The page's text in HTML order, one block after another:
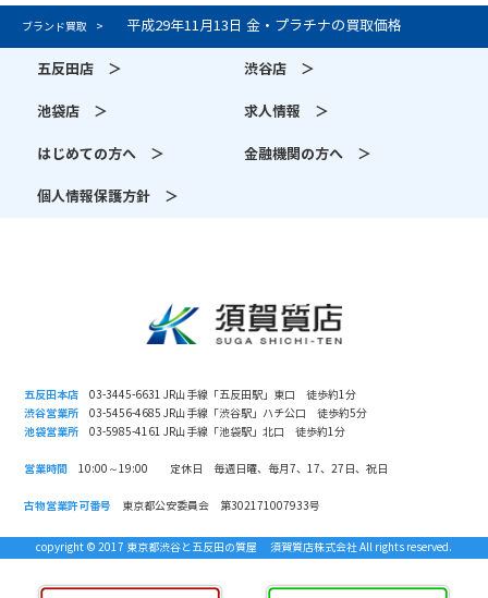
ブランド買取 平成29年11月13日 金・プラチナの買取価格
五反田店 ＞ 渋谷店 ＞
池袋店 ＞ 求人情報 ＞
はじめての方へ ＞ 金融機関の方へ ＞
個人情報保護方針 ＞
五反田本店 03-3445-6631 JR山手線「五反田駅」東口 徒歩約1分
渋谷営業所 03-5456-4685 JR山手線「渋谷駅」ハチ公口 徒歩約5分
池袋営業所 03-5985-4161 JR山手線「池袋駅」北口 徒歩約1分
営業時間 10:00～19:00 定休日 毎週日曜、毎月7、17、27日、祝日
古物営業許可番号 東京都公安委員会 第302171007933号
copyright © 2017 東京都渋谷と五反田の質屋 須賀質店株式会社 All rights reserved.